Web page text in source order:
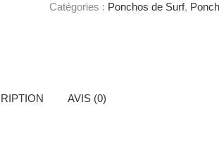
Catégories : Ponchos de Surf,
AVIS (0)